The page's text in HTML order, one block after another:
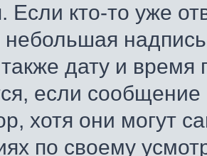
Если кто-то уже
небольшая
дату и
если
хотя они могут
по своему